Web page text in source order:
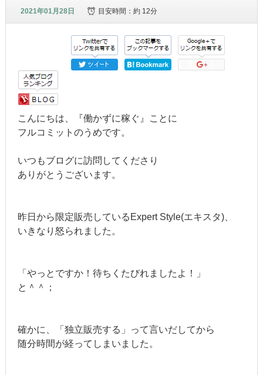
2021年01月28日 目安時間：約 12分
こんにちは、『働かずに稼ぐ』ことに
フルコミットのうめです。
いつもブログに訪問してくださり
ありがとうございます。
昨日から限定販売しているExpert Style(エキスタ)、
いきなり怒られました。
「やっとですか！待ちくたびれましたよ！」
と＾＾；
確かに、「独立販売する」って言いだしてから
随分時間が経ってしまいました。